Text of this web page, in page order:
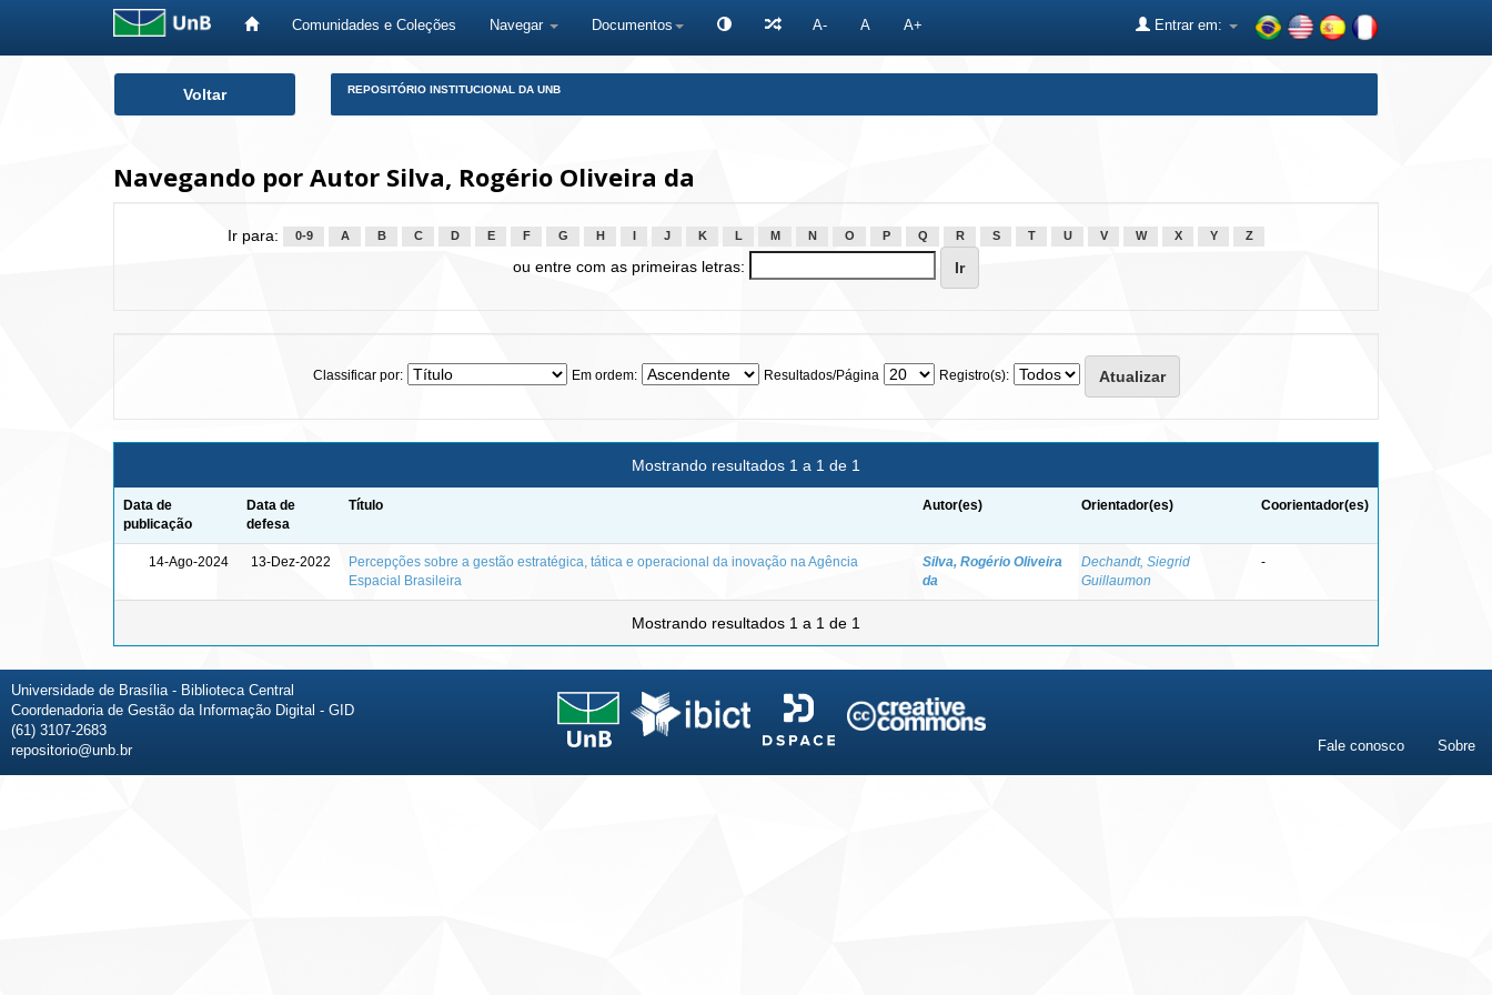
Comunidades e Coleções Navegar Documentos A- A A+ Entrar em:
Voltar REPOSITÓRIO INSTITUCIONAL DA UNB
Navegando por Autor Silva, Rogério Oliveira da
Ir para: 0-9 A B C D E F G H J K L M N O P Q R S T U V W X Y Z
ou entre com as primeiras letras:
Classificar por: Em ordem: Resultados/Página Registro(s):
Mostrando resultados 1 a 1 de 1
Data de
publicação
Data de
defesa
Título Autor(es) Orientador(es) Coorientador(es)
14-Ago-2024 13-Dez-2022
Percepções sobre a gestão estratégica, tática e operacional da inovação na Agência
Espacial Brasileira
Silva, Rogério Oliveira
da
Dechandt, Siegrid
Guillaumon
-
Mostrando resultados 1 a 1 de 1
Universidade de Brasília - Biblioteca Central
Coordenadoria de Gestão da Informação Digital - GID
(61) 3107-2683
repositorio@unb.br
Fale conosco Sobre